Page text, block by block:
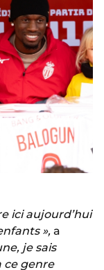
ici aujourd’hui
», a
je sais
ce genre